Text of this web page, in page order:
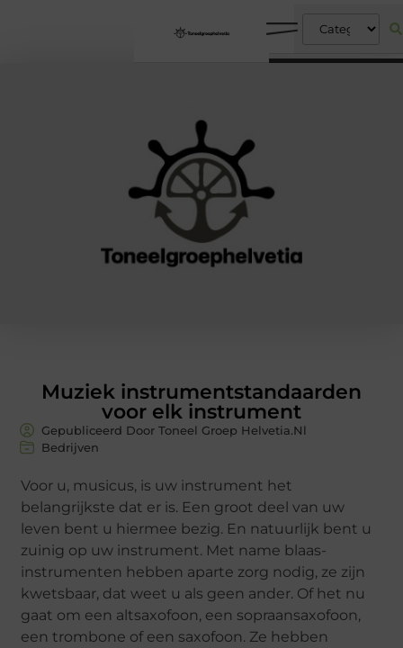
Muziek instrumentstandaarden
voor elk instrument
Gepubliceerd Door Toneel Groep Helvetia.nl
Bedrijven
Voor u, musicus, is uw instrument het
belangrijkste dat er is. Een groot deel van uw
leven bent u hiermee bezig. En natuurlijk bent u
zuinig op uw instrument. Met name blaas-
instrumenten hebben aparte zorg nodig, ze zijn
kwetsbaar, dat weet u als geen ander. Of het nu
gaat om een altsaxofoon, een sopraansaxofoon,
een trombone of een saxofoon. Ze hebben